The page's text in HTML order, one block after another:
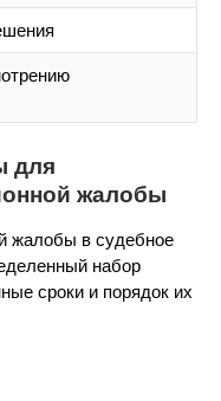
для
жалобы
жалобы в судебное
набор
сроки и порядок их